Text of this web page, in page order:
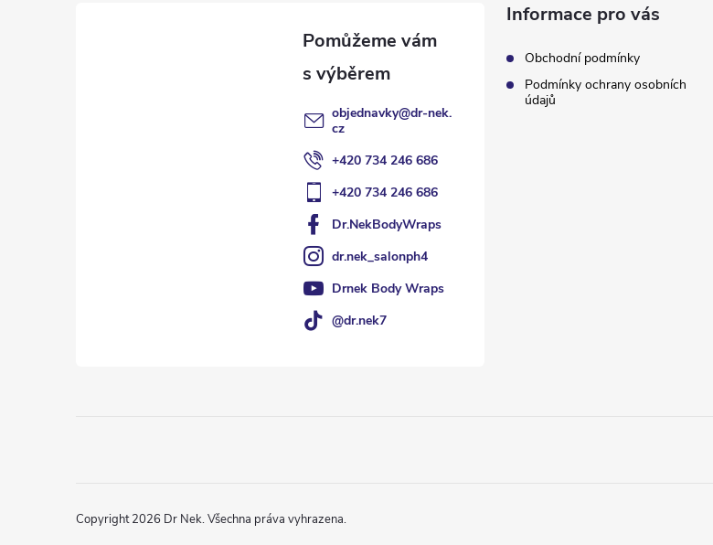
objednavky@dr-nek.
cz
+420 734 246 686
+420 734 246 686
Dr.NekBodyWraps
dr.nek_salonph4
Drnek Body Wraps
@dr.nek7
Informace pro vás
Obchodní podmínky
Podmínky ochrany osobních
údajů
Copyright 2026 Dr Nek. Všechna práva vyhrazena.